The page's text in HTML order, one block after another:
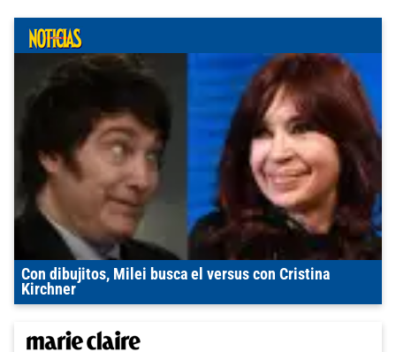
Con dibujitos, Milei busca el versus con Cristina
Kirchner